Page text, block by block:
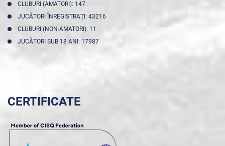
CLUBURI (AMATORI): 147
JUCĂTORI ÎNREGISTRAŢI: 43216
CLUBURI (NON-AMATORI): 11
JUCĂTORI SUB 18 ANI: 17987
CERTIFICATE